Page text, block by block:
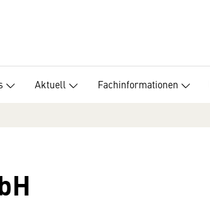
Aktuell Fachinformationen